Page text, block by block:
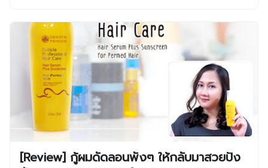
[Review] กู้ผมดัดลอนพังๆ ให้กลับมาสวยปัง